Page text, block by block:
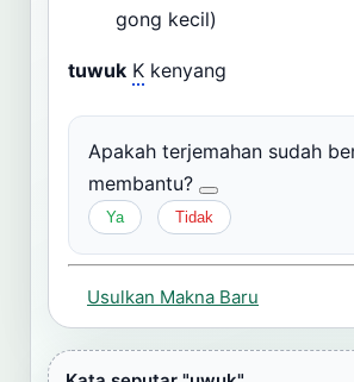
gong kecil)
tuwuk K kenyang
Apakah terjemahan sudah
membantu?
Ya Tidak
Usulkan Makna Baru